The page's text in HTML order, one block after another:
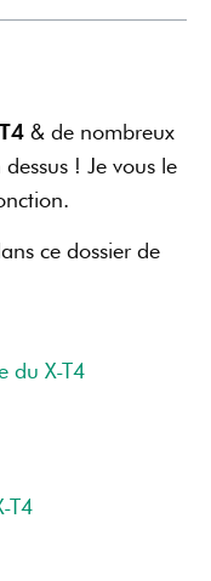
& de nombreux
! Je vous le
ce dossier de
du X-T4
T4